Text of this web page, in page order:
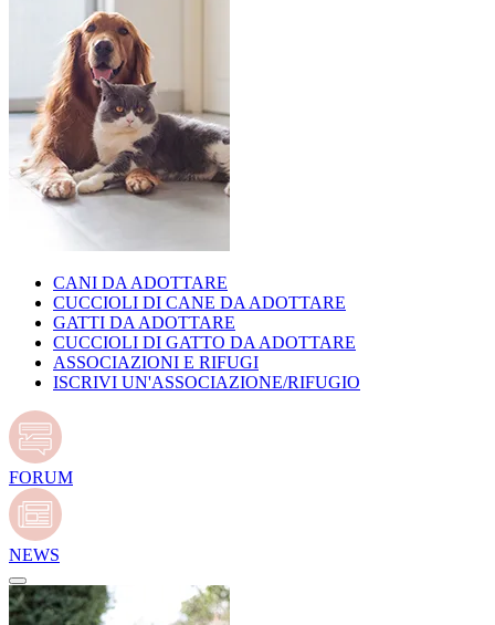
CANI DA ADOTTARE
CUCCIOLI DI CANE DA ADOTTARE
GATTI DA ADOTTARE
CUCCIOLI DI GATTO DA ADOTTARE
ASSOCIAZIONI E RIFUGI
ISCRIVI UN'ASSOCIAZIONE/RIFUGIO
FORUM
NEWS